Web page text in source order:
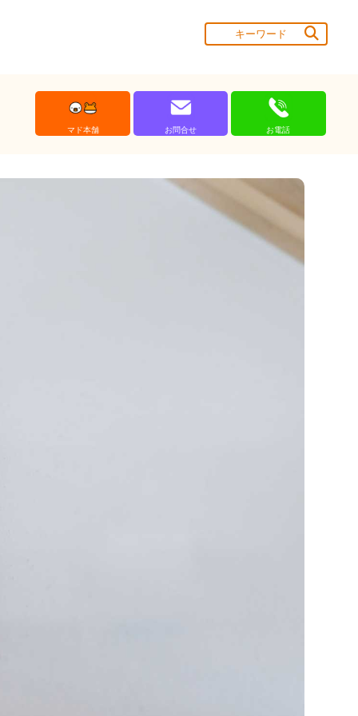
マド本舗 お問合せ お電話